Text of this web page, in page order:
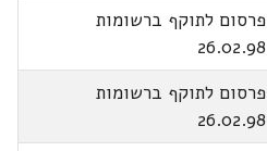
פרסום לתוקף ברשומות
26.02.98
פרסום לתוקף ברשומות
26.02.98